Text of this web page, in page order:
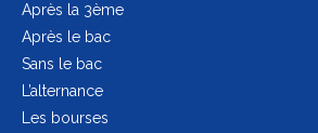
Après la 3ème
Après le bac
Sans le bac
L’alternance
Les bourses